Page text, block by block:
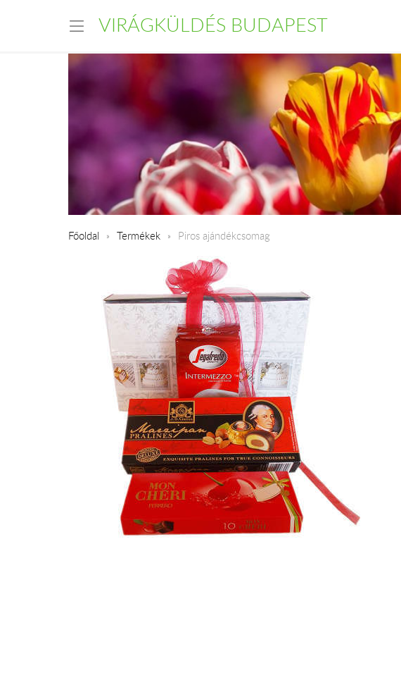
VIRÁGKÜLDÉS BUDAPEST
Főoldal Termékek Piros ajándékcsomag